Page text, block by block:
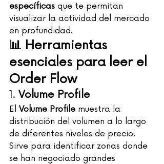
específicas que te permitan
visualizar la actividad del mercado
en profundidad.
📊 Herramientas
esenciales para leer el
Order Flow
1. Volume Profile
El Volume Profile muestra la
distribución del volumen a lo largo
de diferentes niveles de precio.
Sirve para identificar zonas donde
se han negociado grandes